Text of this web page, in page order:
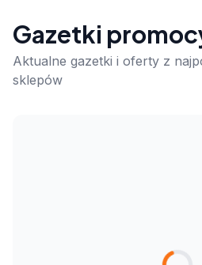
Gazetki
Aktualne gazetki i oferty z
sklepów